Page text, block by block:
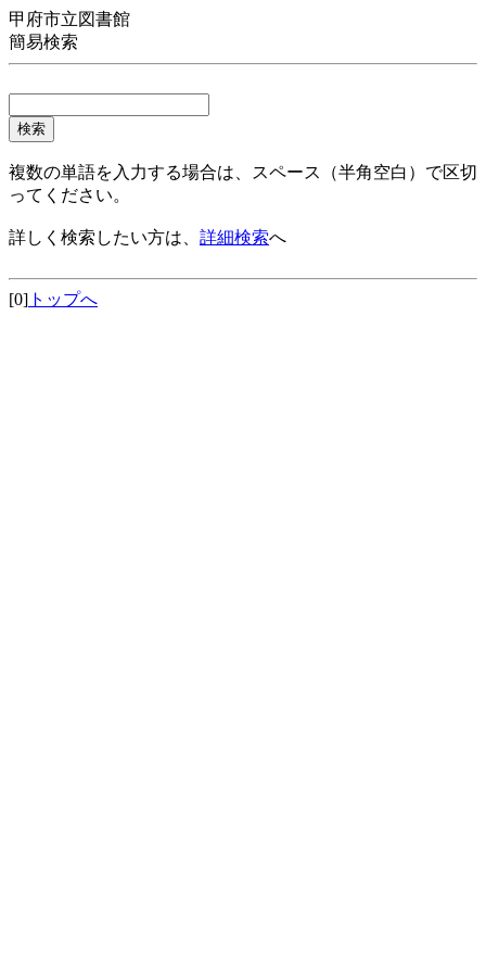
甲府市立図書館
簡易検索
複数の単語を入力する場合は、スペース（半角空白）で区切
ってください。
詳しく検索したい方は、 詳細検索へ
[0] トップへ